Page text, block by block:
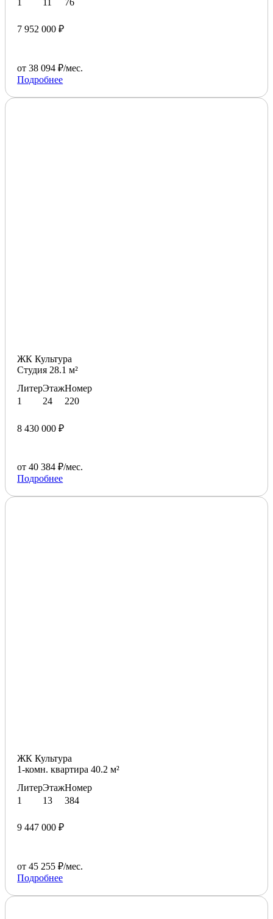
1
11
76
7 952 000 ₽
от 38 094 ₽/мес.
Подробнее
ЖК Культура
Студия 28.1 м²
Литер
1
Этаж
24
Номер
220
8 430 000 ₽
от 40 384 ₽/мес.
Подробнее
ЖК Культура
1-комн. квартира 40.2 м²
Литер
1
Этаж
13
Номер
384
9 447 000 ₽
от 45 255 ₽/мес.
Подробнее